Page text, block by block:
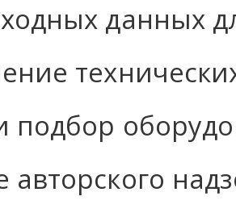
данных
подбор
авторского